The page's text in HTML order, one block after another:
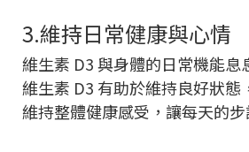
3.維持日常健康與心情
維生素 D3 與身體的日常機能息
維生素 D3 有助於維持良好狀態
維持整體健康感受，讓每天的步